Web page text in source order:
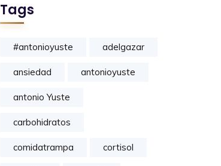
Tags
#antonioyuste adelgazar
ansiedad antonioyuste
antonio Yuste
carbohidratos
comidatrampa cortisol